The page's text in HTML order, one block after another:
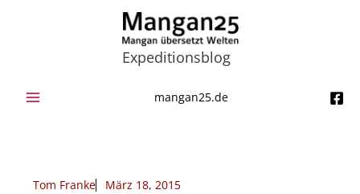
Expeditionsblog
mangan25.de
Tom Franke März 18, 2015